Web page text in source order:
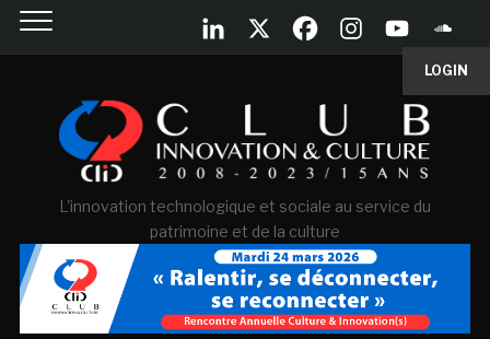
LOGIN
L'innovation technologique et sociale au service du
patrimoine et de la culture